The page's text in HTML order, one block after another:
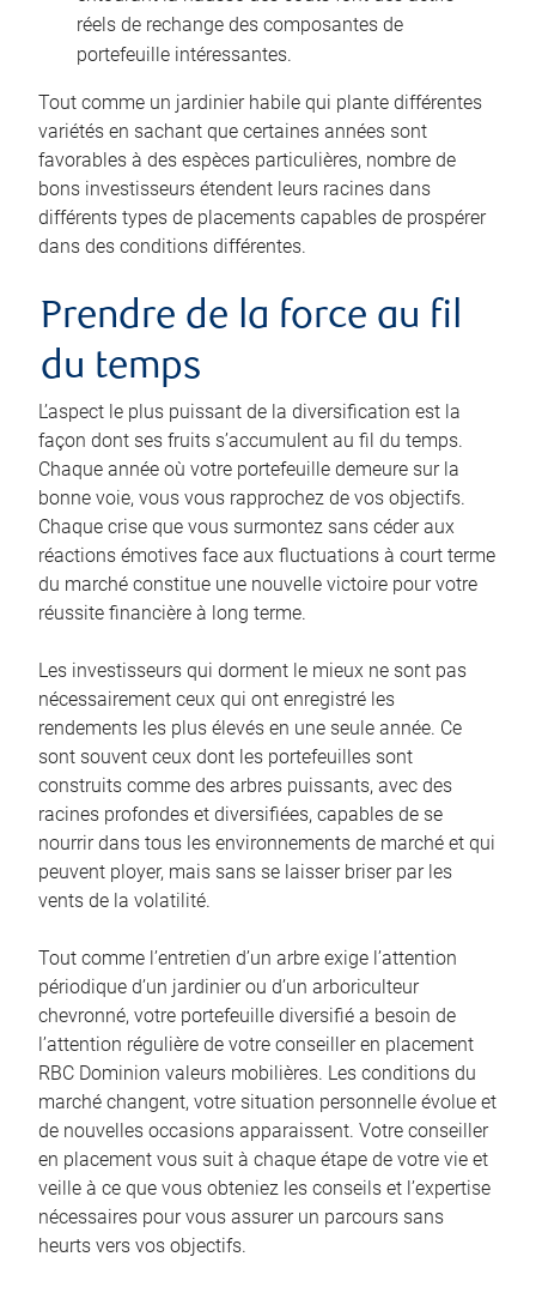
réels de rechange des composantes de
portefeuille intéressantes.
Tout comme un jardinier habile qui plante différentes
variétés en sachant que certaines années sont
favorables à des espèces particulières, nombre de
bons investisseurs étendent leurs racines dans
différents types de placements capables de prospérer
dans des conditions différentes.
Prendre de la force au fil
du temps
L’aspect le plus puissant de la diversification est la
façon dont ses fruits s’accumulent au fil du temps.
Chaque année où votre portefeuille demeure sur la
bonne voie, vous vous rapprochez de vos objectifs.
Chaque crise que vous surmontez sans céder aux
réactions émotives face aux fluctuations à court terme
du marché constitue une nouvelle victoire pour votre
réussite financière à long terme.
Les investisseurs qui dorment le mieux ne sont pas
nécessairement ceux qui ont enregistré les
rendements les plus élevés en une seule année. Ce
sont souvent ceux dont les portefeuilles sont
construits comme des arbres puissants, avec des
racines profondes et diversifiées, capables de se
nourrir dans tous les environnements de marché et qui
peuvent ployer, mais sans se laisser briser par les
vents de la volatilité.
Tout comme l’entretien d’un arbre exige l’attention
périodique d’un jardinier ou d’un arboriculteur
chevronné, votre portefeuille diversifié a besoin de
l’attention régulière de votre conseiller en placement
RBC Dominion valeurs mobilières. Les conditions du
marché changent, votre situation personnelle évolue et
de nouvelles occasions apparaissent. Votre conseiller
en placement vous suit à chaque étape de votre vie et
veille à ce que vous obteniez les conseils et l’expertise
nécessaires pour vous assurer un parcours sans
heurts vers vos objectifs.